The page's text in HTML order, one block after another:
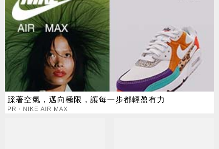
踩著空氣，邁向極限，讓每一步都輕盈有力
PR・NIKE AIR MAX